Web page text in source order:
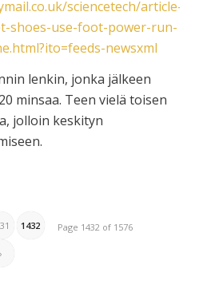
sciencetech/article-
shoes-use-foot-power-run-
newsxml
lenkin, jonka jälkeen
minsaa. Teen vielä toisen
jolloin keskityn
Page 1432 of 1576
1432